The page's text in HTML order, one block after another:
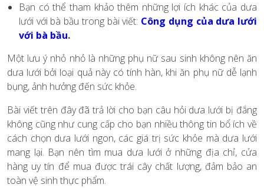
Bạn có thể tham khảo thêm những lợi ích khác của dưa
lưới với bà bầu trong bài viết: Công dụng của dưa lưới
với bà bầu.
Một lưu ý nhỏ nhỏ là những phụ nữ sau sinh không nên ăn
dưa lưới bởi loại quả này có tính hàn, khi ăn phụ nữ dễ lạnh
bụng, ảnh hưởng đến sức khỏe.
Bài viết trên đây đã trả lời cho bạn câu hỏi dưa lưới bị đắng
không cũng như cung cấp cho bạn nhiều thông tin bổ ích về
cách chọn dưa lưới ngon, các giá trị sức khỏe mà dưa lưới
mang lại. Bạn nên tìm mua dưa lưới ở những địa chỉ, cửa
hàng uy tín để mua được trái cây chất lượng, đảm bảo an
toàn vệ sinh thực phẩm.